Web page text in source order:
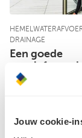
Jouw cookie-
DRAINAGE
Een goede
Met de open